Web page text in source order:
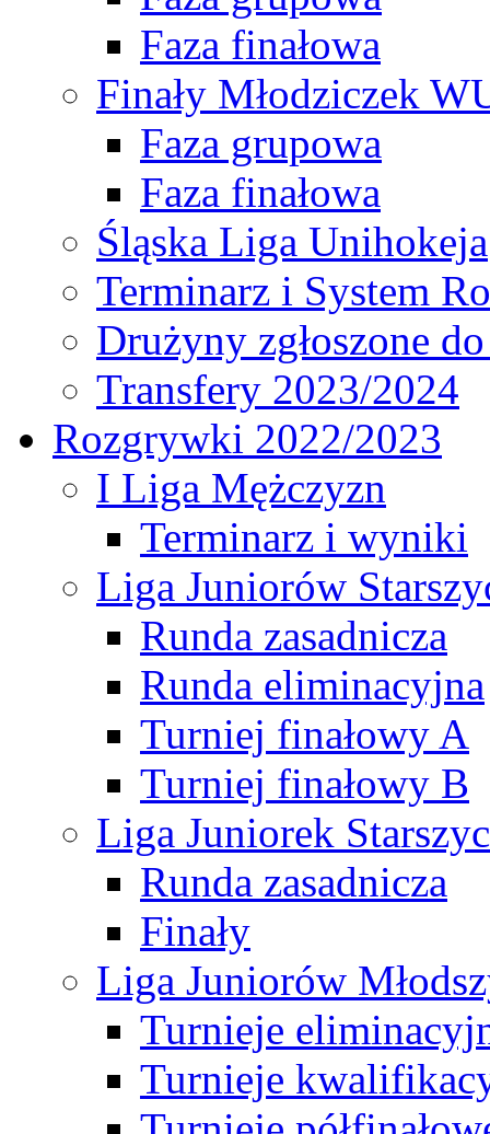
Faza finałowa
Finały Młodziczek
Faza grupowa
Faza finałowa
Śląska Liga Unihokeja
Terminarz i System
Drużyny zgłoszone
Transfery 2023/2024
Rozgrywki 2022/2023
I Liga Mężczyzn
Terminarz i wyniki
Liga Juniorów
Runda zasadnicza
Runda eliminacyjna
Turniej finałowy A
Turniej finałowy B
Liga Juniorek
Runda zasadnicza
Finały
Liga Juniorów
Turnieje
Turnieje